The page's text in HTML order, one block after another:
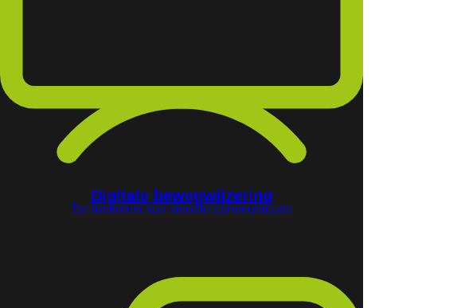
Digitale bewegwijzering
De toekomst van visuele communicatie